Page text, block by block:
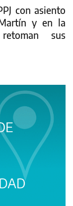
con asiento
y en la
sus